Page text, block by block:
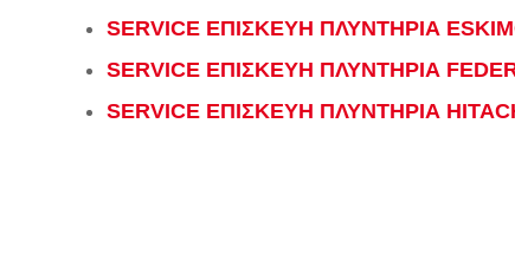
SERVICE ΕΠΙΣΚΕΥΗ ΠΛΥΝΤΗΡΙΑ
SERVICE ΕΠΙΣΚΕΥΗ ΠΛΥΝΤΗΡΙΑ
SERVICE ΕΠΙΣΚΕΥΗ ΠΛΥΝΤΗΡΙΑ